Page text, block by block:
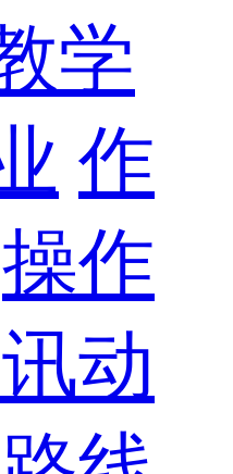
学
作
操作
动